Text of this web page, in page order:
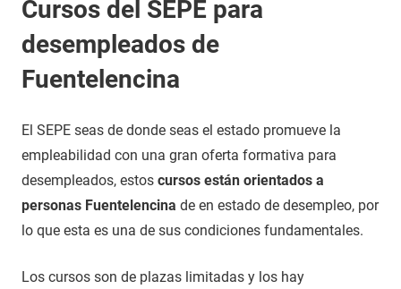
Cursos del SEPE para
desempleados de
Fuentelencina
El SEPE seas de donde seas el estado promueve la
empleabilidad con una gran oferta formativa para
desempleados, estos cursos están orientados a
personas Fuentelencina de en estado de desempleo, por
lo que esta es una de sus condiciones fundamentales.
Los cursos son de plazas limitadas y los hay